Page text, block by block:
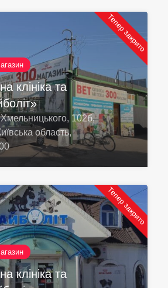
Тепер закрито
клініка та
102б,
область,
Тепер закрито
клініка та